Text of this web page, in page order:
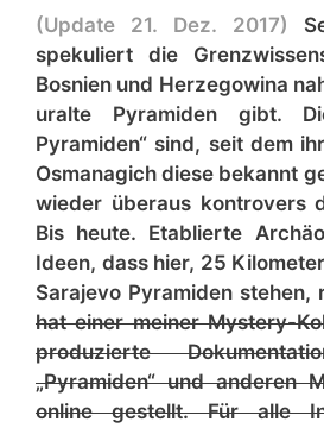
(Update 21. Dez. 2017)
spekuliert die
Bosnien und Herzegowina
uralte Pyramiden gibt.
Pyramiden“ sind, seit dem
Osmanagich diese bekannt
wieder überaus kontrovers
Bis heute. Etablierte
Ideen, dass hier, 25
Sarajevo Pyramiden stehen,
hat einer meiner Mystery-
produzierte
„Pyramiden“ und anderen
online gestellt. Für alle